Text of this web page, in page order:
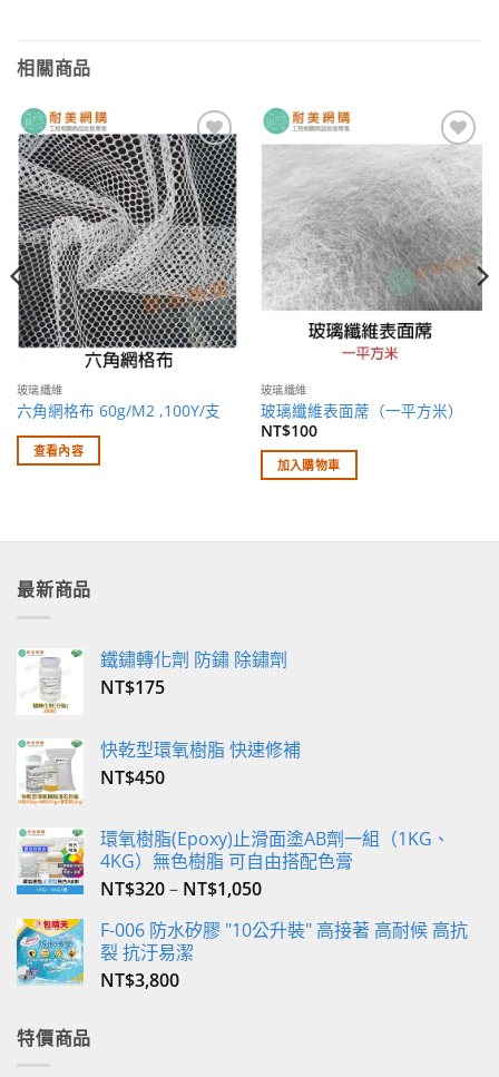
相關商品
加入
願望
清單
玻璃纖維
六角網格布 60g/M2 ,100Y/支
查看內容
加入
願望
清單
玻璃纖維
玻璃纖維表面蓆（一平方米）
NT$100
加入購物車
最新商品
鐵鏽轉化劑 防鏽 除鏽劑
NT$175
快乾型環氧樹脂 快速修補
NT$450
環氧樹脂(Epoxy)止滑面塗AB劑一組（1KG、
4KG）無色樹脂 可自由搭配色膏
NT$320– NT$1,050
F-006 防水矽膠 "10公升裝" 高接著 高耐候 高抗
裂 抗汙易潔
NT$3,800
特價商品